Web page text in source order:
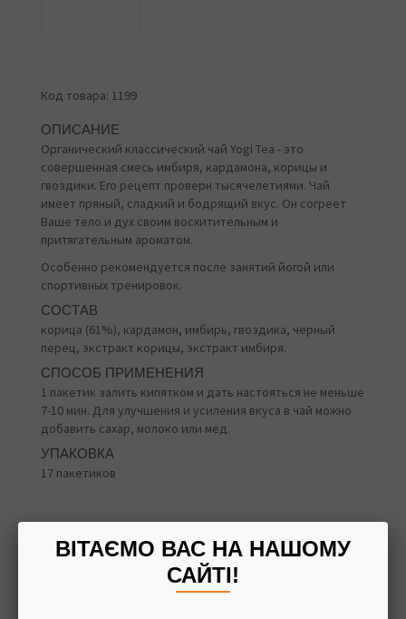
Код товара: 1199
ОПИСАНИЕ
Органический классический чай Yogi Tea - это
совершенная смесь имбиря, кардамона, корицы и
гвоздики. Его рецепт проверн тысячелетиями. Чай
имеет пряный, сладкий и бодрящий вкус. Он согреет
Ваше тело и дух своим восхитительным и
притягательным ароматом.
Особенно рекомендуется после занятий йогой или
спортивных тренировок.
СОСТАВ
корица (61%), кардамон, имбирь, гвоздика, черный
перец, экстракт корицы, экстракт имбиря.
СПОСОБ ПРИМЕНЕНИЯ
1 пакетик залить кипятком и дать настояться не меньше
7-10 мин. Для улучшения и усиления вкуса в чай можно
добавить сахар, молоко или мед.
УПАКОВКА
17 пакетиков
Назад вЛечебные чаи
ВІТАЄМО ВАС НА НАШОМУ
САЙТІ!